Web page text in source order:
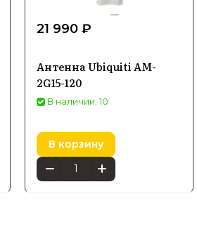
21 990 ₽
Антенна Ubiquiti AM-
2G15-120
В наличии: 10
В корзину